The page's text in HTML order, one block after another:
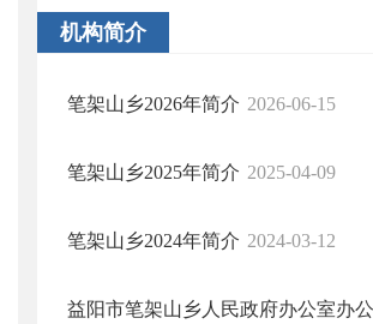
机构简介
笔架山乡2026年简介 2026-06-15
笔架山乡2025年简介 2025-04-09
笔架山乡2024年简介 2024-03-12
益阳市笔架山乡人民政府办公室办